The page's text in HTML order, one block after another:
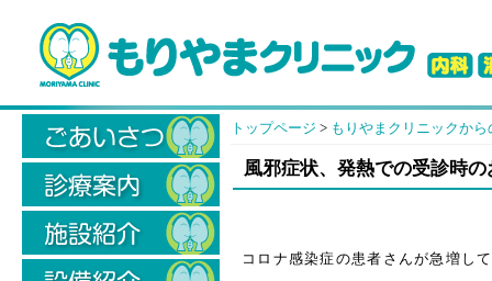
トップページ > もりやまクリニックか
風邪症状、発熱での受診時の
コロナ感染症の患者さんが急増し